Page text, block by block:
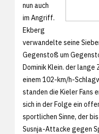
nun auch
im Angriff.
Ekberg
verwandelte seine
Gegenstoß um
Dominik Klein. der lange
einem 102-km/h-
standen die Kieler Fans
sich in der Folge ein
sportlichen Sinne, der
Susnja-Attacke gegen